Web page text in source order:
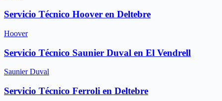
Servicio Técnico Hoover en Deltebre
Hoover
Servicio Técnico Saunier Duval en El Vendrell
Saunier Duval
Servicio Técnico Ferroli en Deltebre